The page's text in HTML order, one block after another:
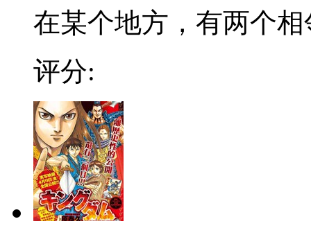
在某个地方，有两个相
评分: